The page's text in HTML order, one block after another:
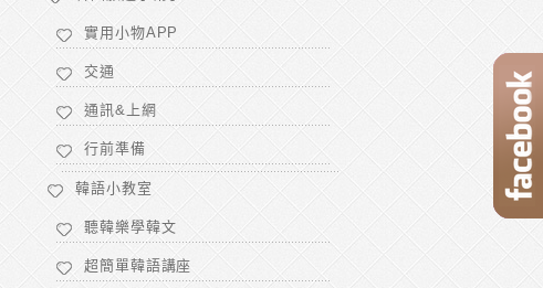
實用小物APP
交通
通訊&上網
行前準備
韓語小教室
聽韓樂學韓文
超簡單韓語講座